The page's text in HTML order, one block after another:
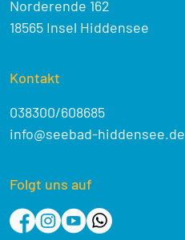
Norderende 162
18565 Insel Hiddensee
Kontakt
038300/608685
info@seebad-hiddensee.de
Folgt uns auf